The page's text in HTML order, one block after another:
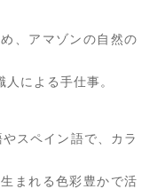
、アマゾンの自然の
による手仕事。
スペイン語で、カラ
まれる色彩豊かで活